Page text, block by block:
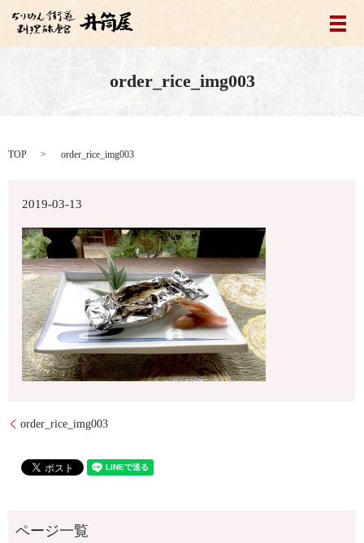
メ
order_rice_img003
TOP order_rice_img003
2019-03-13
order_rice_img003